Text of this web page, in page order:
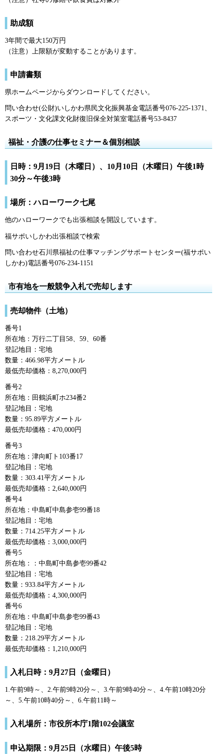
助成額
3年間で最大150万円
（注意）上限額が変動することがあります。
申請書類
県ホームページからダウンロードしてください。
問い合わせ(公財)いしかわ県民文化振興基金電話番号076-225-1371、
スポーツ・文化課文化財復旧保全対策室電話番号53-8437
福祉・介護の仕事セミナー＆個別相談
日時：9月19日（木曜日）、10月10日（木曜日）午後1時
30分～午後3時
場所：ハローワーク七尾
他のハローワークでも出張相談を開設しています。
福サポいしかわ出張相談で検索
問い合わせ石川県福祉の仕事マッチングサポートセンター(福サポい
しかわ)電話番号076-234-1151
市有地を一般競争入札で売却します
売却物件（土地）
番号1
所在地：万行二丁目58、59、60番
登記地目：宅地
数量：466.98平方メートル
最低売却価格：8,270,000円
番号2
所在地：田鶴浜町ホ234番2
登記地目：宅地
数量：95.89平方メートル
最低売却価格：470,000円
番号3
所在地：津向町ト103番17
登記地目：宅地
数量：303.41平方メートル
最低売却価格：2,640,000円
番号4
所在地：中島町中島参壱99番18
登記地目：宅地
数量：714.25平方メートル
最低売却価格：3,000,000円
番号5
所在地：：中島町中島参壱99番42
登記地目：宅地
数量：933.84平方メートル
最低売却価格：4,300,000円
番号6
所在地：中島町中島参壱99番43
登記地目：宅地
数量：218.29平方メートル
最低売却価格：1,210,000円
入札日時：9月27日（金曜日）
1.午前9時～、2.午前9時20分～、3.午前9時40分～、4.午前10時20分
～、5.午前10時40分～、6.午前11時～
入札場所：市役所本庁1階102会議室
申込期限：9月25日（水曜日）午後5時